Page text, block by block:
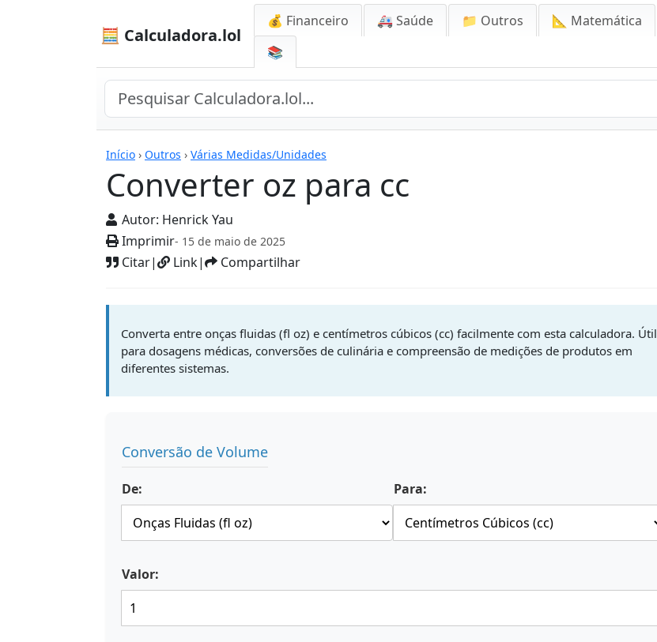
🧮 Calculadora.lol
💰 Financeiro 🚑 Saúde 📁 Outros 📐 Matemática
📚
Início › Outros › Várias Medidas/Unidades
Converter oz para cc
Autor: Henrick Yau
Imprimir- 15 de maio de 2025
Citar| Link| Compartilhar
Calculadoras
Converta entre onças fluidas (fl oz) e centímetros cúbicos (cc) facilmente com esta calculadora. Útil
para dosagens médicas, conversões de culinária e compreensão de medições de produtos em
diferentes sistemas.
Conversão de Volume
De: Para:
Valor: